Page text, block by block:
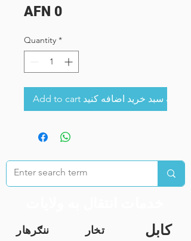
AFN 0Price
Quantity *
Add to cart به سبد خرید اضافه کنید
ننګرهار تخار کابل